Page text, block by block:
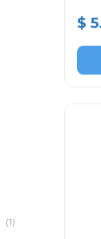
$
(1)